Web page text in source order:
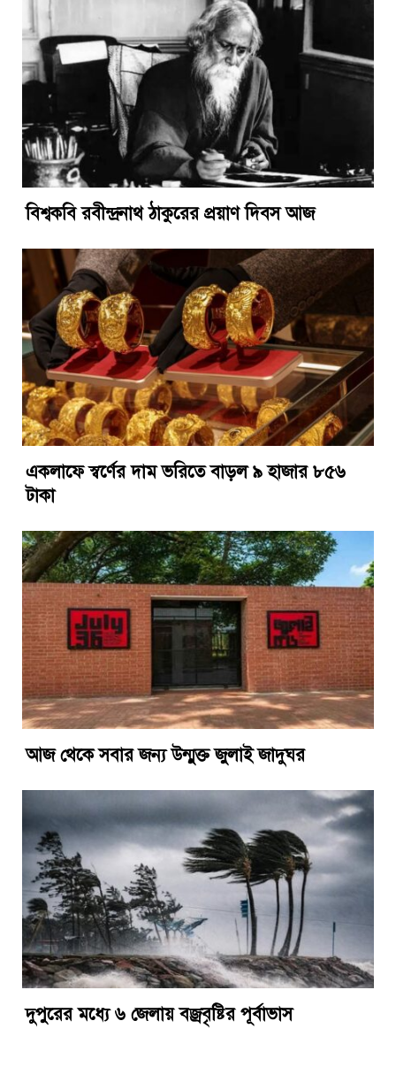
বিশ্বকবি রবীন্দ্রনাথ ঠাকুরের প্রয়াণ দিবস আজ
একলাফে স্বর্ণের দাম ভরিতে বাড়ল ৯ হাজার ৮৫৬
টাকা
আজ থেকে সবার জন্য উন্মুক্ত জুলাই জাদুঘর
দুপুরের মধ্যে ৬ জেলায় বজ্রবৃষ্টির পূর্বাভাস